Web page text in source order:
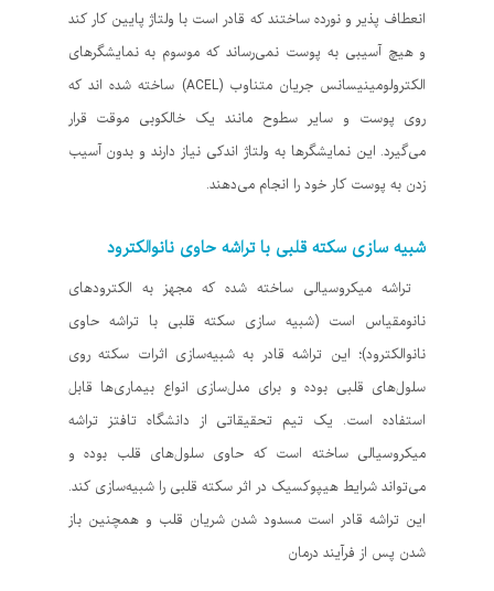
انعطاف پذیر و نورده ساختند که قادر است با ولتاژ پایین کار کند
و هیچ آسیبی به پوست نمی‌رساند که موسوم به نمایشگرهای
الکترولومینیسانس جریان متناوب (ACEL) ساخته‌ شده اند که
روی پوست و سایر سطوح مانند یک خالکوبی موقت قرار
می‌گیرد. این نمایشگرها به ولتاژ اندکی نیاز دارند و بدون آسیب
زدن به پوست کار خود را انجام می‌دهند.
شبیه سازی سکته قلبی با تراشه حاوی نانوالکترود
تراشه میکروسیالی ساخته شده که مجهز به الکترودهای
نانومقیاس است (شبیه سازی سکته قلبی با تراشه حاوی
نانوالکترود)؛ این تراشه قادر به شبیه‌سازی اثرات سکته روی
سلول‌های قلبی بوده و برای مدل‌سازی انواع بیماری‌ها قابل
استفاده است. یک تیم تحقیقاتی از دانشگاه تافتز تراشه‌
میکروسیالی ساخته است که حاوی سلول‌های قلب بوده و
می‌تواند شرایط هیپوکسیک در اثر سکته قلبی را شبیه‌سازی کند.
این تراشه قادر است مسدود شدن شریان قلب و همچنین باز
شدن پس از فرآیند درمان